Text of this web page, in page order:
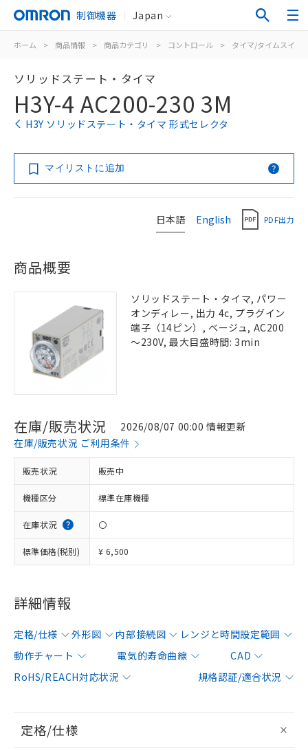
制御機器 Japan
ホーム > 商品情報 > 商品カテゴリ > コントロール > タイマ/タイムスイッ
ソリッドステート・タイマ
H3Y-4 AC200-230 3M
H3Y ソリッドステート・タイマ 形式セレクタ
マイリストに追加
日本語 English PDF出力
商品概要
ソリッドステート・タイマ, パワー
オンディレー, 出力 4c, プラグイン
端子（14ピン）, ベージュ, AC200
～230V, 最大目盛時間: 3min
在庫/販売状況
2026/08/07 00:00 情報更新
在庫/販売状況 ご利用条件
販売状況 販売中
機種区分 標準在庫機種
在庫状況 〇
標準価格(税別) ¥ 6,500
詳細情報
定格/仕様 外形図 内部接続図
レンジと時間設定範囲
動作チャート
電気的寿命曲線
CAD
RoHS/REACH対応状況
規格認証/適合状況
定格/仕様